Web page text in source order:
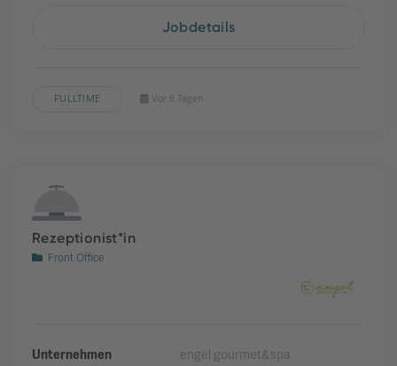
Jobdetails
FULLTIME Vor 6 Tagen
Rezeptionist*in
Front Office
Unternehmen
engel gourmet&spa